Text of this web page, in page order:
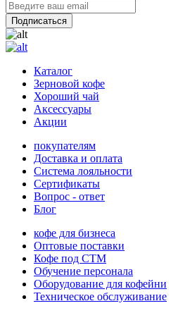
Каталог
Зерновой кофе
Хороший чай
Аксессуары
Акции
покупателям
Доставка и оплата
Система лояльности
Сертификаты
Вопрос - ответ
Блог
кофе для бизнеса
Оптовые поставки
Кофе под СТМ
Обучение персонала
Оборудование для кофейни
Техническое обслуживание